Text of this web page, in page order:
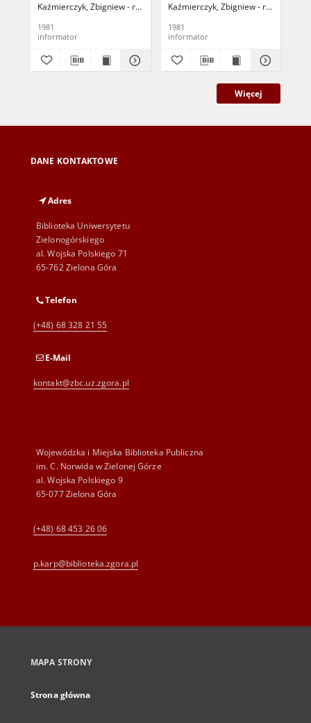
Kaźmierczyk, Zbigniew - red.
Zalesiński, Jarosław - red. Rybicki, Jacek
1981
informator
Kaźmierczyk, Zbigniew - red.
1981
informator
Więcej
DANE KONTAKTOWE
Adres
Biblioteka Uniwersytetu
Zielonogórskiego
al. Wojska Polskiego 71
65-762 Zielona Góra
Telefon
(+48) 68 328 21 55
E-Mail
kontakt@zbc.uz.zgora.pl
Wojewódzka i Miejska Biblioteka Publiczna
im. C. Norwida w Zielonej Górze
al. Wojska Polskiego 9
65-077 Zielona Góra
(+48) 68 453 26 06
p.karp@biblioteka.zgora.pl
MAPA STRONY
Strona główna